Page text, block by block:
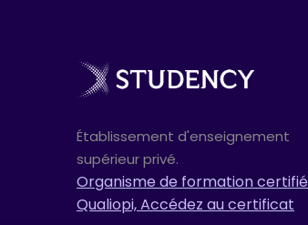
Établissement d'enseignement
supérieur privé.
Organisme de formation certifié
Qualiopi, Accédez au certificat